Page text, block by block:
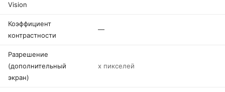
Vision
Коэффициент
контрастности
—
Разрешение
(дополнительный
экран)
x пикселей